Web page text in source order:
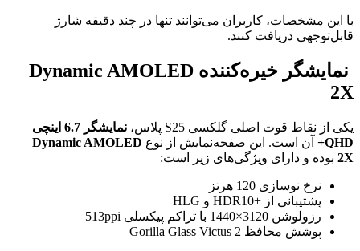
با این مشخصات، کاربران می‌توانند تنها در چند دقیقه شارژ
قابل‌توجهی دریافت کنند.
️ نمایشگر خیره‌کننده Dynamic AMOLED
2X
یکی از نقاط قوت اصلی گلکسی S25 پلاس،
نمایشگر 6.7 اینچی
QHD+
آن است. این صفحه‌نمایش از نوع Dynamic AMOLED
2X بوده و دارای ویژگی‌های زیر است:
نرخ نوسازی 120 هرتز
پشتیبانی از +HDR10 و HLG
رزولوشن 3120×1440 با تراکم پیکسلی 513ppi
پوشش محافظ Gorilla Glass Victus 2